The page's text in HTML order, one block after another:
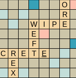
O
R
W
I P
E
E
F
C R E T
E
E
X